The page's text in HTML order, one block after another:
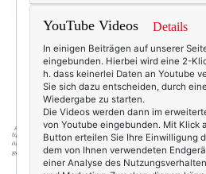
YouTube Videos Details
In einigen Beiträgen auf unserer
eingebunden. Hierbei wird eine 2-
h. dass keinerlei Daten an Youtube
Sie sich dazu entscheiden, durch
Wiedergabe zu starten.
Die Videos werden dann im
von Youtube eingebunden. Mit Klick
Button erteilen Sie Ihre Einwilligung
dem von Ihnen verwendeten
einer Analyse des